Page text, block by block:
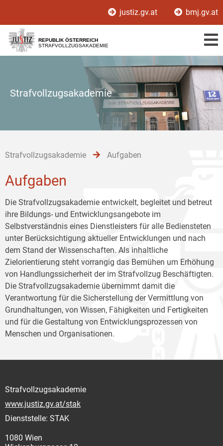
[1]
[2]
[3]
justiz.gv.at bmj.gv.at
REPUBLIK ÖSTERREICH
STRAFVOLLZUGSAKADEMIE
Strafvollzugsakademie
Strafvollzugsakademie Aufgaben
Aufgaben
Die Strafvollzugsakademie entwickelt, begleitet und betreut
ihre Bildungs- und Entwicklungsangebote im
Selbstverständnis eines Dienstleisters für alle Bediensteten
unter Berücksichtigung aktueller Entwicklungen und nach
dem Stand der Wissenschaften. Als inhaltliche
Zielorientierung steht vorrangig das Bemühen um Erhöhung
von Handlungssicherheit der im Strafvollzug Beschäftigten.
Die Strafvollzugsakademie übernimmt damit die
Verantwortung für die Sicherstellung der Vermittlung von
Grundhaltungen, von Wissen, Fähigkeiten und Fertigkeiten
und für die Gestaltung von Entwicklungsprozessen von
Menschen und Organisationen.
Strafvollzugsakademie
www.justiz.gv.at/stak
Dienststelle: STAK
1080 Wien